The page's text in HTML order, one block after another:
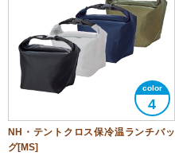
4
NH・テントクロス保冷温ランチバッ
グ[MS]